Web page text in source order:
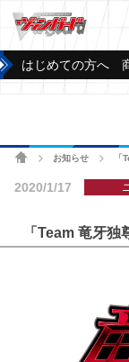
はじめての方へ
ホームお知らせ 「
2020/1/17
「Team 竜牙